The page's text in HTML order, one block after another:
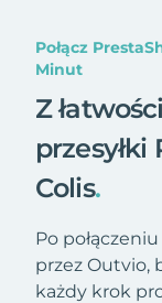
Połącz
Minut
Z
przesyłki
Colis.
Po
przez Outvio,
każdy krok